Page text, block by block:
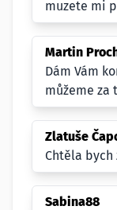
muzete mi
Martin
Dám Vám
můžeme za
Zlatuše
Chtěla
Sabina88